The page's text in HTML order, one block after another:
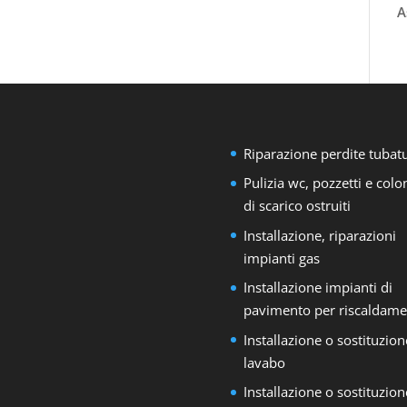
Riparazione perdite
Pulizia wc, pozzetti e
di scarico ostruiti
Installazione, riparazioni
impianti gas
Installazione impianti di
pavimento per
Installazione o
lavabo
Installazione o